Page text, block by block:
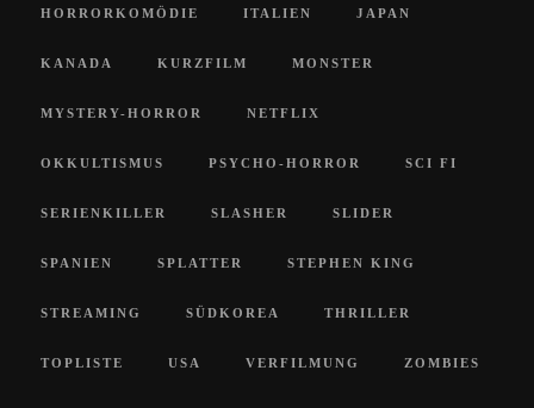
HORRORKOMÖDIE ITALIEN JAPAN
KANADA KURZFILM MONSTER
MYSTERY-HORROR NETFLIX
OKKULTISMUS PSYCHO-HORROR SCI FI
SERIENKILLER SLASHER SLIDER
SPANIEN SPLATTER STEPHEN KING
STREAMING SÜDKOREA THRILLER
TOPLISTE USA VERFILMUNG ZOMBIES